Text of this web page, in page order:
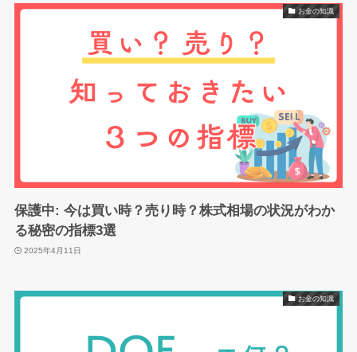
お金の知識
保護中: 今は買い時？売り時？株式相場の状況がわか
る秘密の指標3選
2025年4月11日
お金の知識